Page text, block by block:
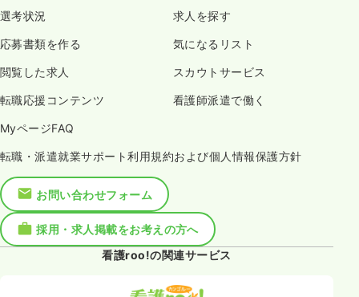
選考状況 求人を探す
応募書類を作る 気になるリスト
閲覧した求人 スカウトサービス
転職応援コンテンツ 看護師派遣で働く
MyページFAQ
転職・派遣就業サポート利用規約および個人情報保護方針
お問い合わせフォーム
採用・求人掲載をお考えの方へ
看護roo!の関連サービス